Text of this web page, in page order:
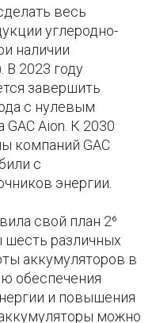
весь
углеродно-
наличии
В 2023 году
завершить
с нулевым
Aion. К 2030
компаний GAC
с
энергии.
свой план 2⁶
шесть различных
аккумуляторов в
обеспечения
и повышения
можно